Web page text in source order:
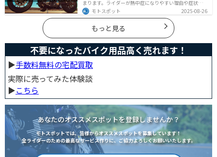
まります。ライダーが熱中症になりやすい理由や症状、
危険性、そして安全に楽しむための対策を徹底解説。夏
用ウェア・水分補給・休憩ポイントの工夫など、猛暑で
も快適に走るコツを紹介します。
モトスポット 2025-08-26
もっと見る
不要になったバイク用品高く売れます！
▶︎手数料無料の宅配買取
実際に売ってみた体験談
▶︎こちら
あなたのオススメスポットを登録しませんか？
モトスポットでは、皆様からオススメスポットを募集しています！
全ライダーのための最高なサービス作りに、ご協力よろしくお願いいたします。